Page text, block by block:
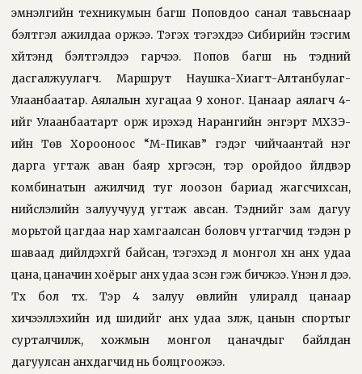
эмнэлгийн техникумын багш Поповдоо санал тавьснаар
бэлтгэл ажилдаа оржээ. Тэгэх тэгэхдээ Сибирийн тэсгим
хүйтэнд бэлтгэлдээ гарчээ. Попов багш нь тэдний
дасгалжуулагч. Маршрут Наушка-Хиагт-Алтанбулаг-
Улаанбаатар. Аялалын хугацаа 9 хоног. Цанаар аялагч 4-
ийг Улаанбаатарт орж ирэхэд Нарангийн энгэрт МХЗЭ-
ийн Төв Хорооноос “М-Пикав” гэдэг чийчаантай нэг
дарга угтаж аван баяр хүргэсэн, тэр оройдоо үйлдвэр
комбинатын ажилчид туг лоозон бариад жагсчихсан,
нийслэлийн залуучууд угтаж авсан. Тэднийг зам дагуу
морьтой цагдаа нар хамгаалсан боловч угтагчид тэдэн рүү
шаваад дийлдэхгүй байсан, тэгэхэд л монгол хүн анх удаа
цана, цаначин хоёрыг анх удаа үзсэн гэж бичжээ. Үнэн л дээ.
Түүх бол түүх. Тэр 4 залуу өвлийн улиралд цанаар
хичээллэхийн ид шидийг анх удаа үзүүлж, цанын спортыг
сурталчилж, хожмын монгол цаначдыг байлдан
дагуулсан анхдагчид нь болцгоожээ.